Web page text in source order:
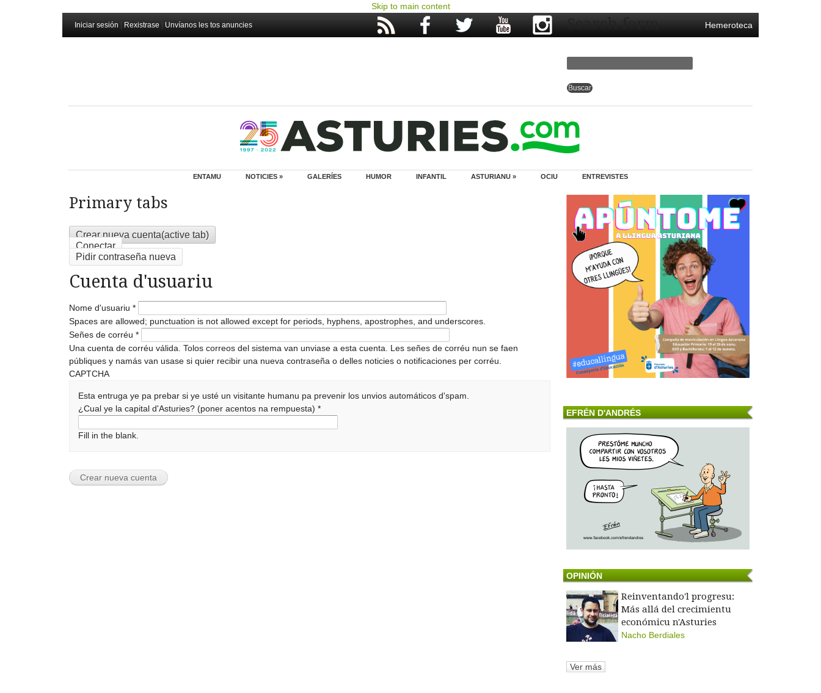
Skip to main content
Iniciar sesión Rexistrase Unvíanos les tos anuncies Hemeroteca
Search form
ENTAMU NOTICIES » GALERÍES HUMOR INFANTIL ASTURIANU » OCIU ENTREVISTES
Primary tabs
Crear nueva cuenta(active tab)
Conectar
Pidir contraseña nueva
Cuenta d'usuariu
Nome d'usuariu *
Spaces are allowed; punctuation is not allowed except for periods, hyphens, apostrophes, and underscores.
Señes de corréu *
Una cuenta de corréu válida. Tolos correos del sistema van unviase a esta cuenta. Les señes de corréu nun se faen
públiques y namás van usase si quier recibir una nueva contraseña o delles noticies o notificaciones per corréu.
CAPTCHA
Esta entruga ye pa prebar si ye usté un visitante humanu pa prevenir los unvios automáticos d'spam.
¿Cual ye la capital d'Asturies? (poner acentos na rempuesta)*
Fill in the blank.
EFRÉN D'ANDRÉS
OPINIÓN
Reinventando'l progresu:
Más allá del crecimientu
económicu n'Asturies
Nacho Berdiales
Ver más